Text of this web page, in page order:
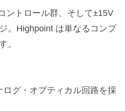
ントロール群、そして±15V
。Highpoint は単なるコンプ
。
グ・オプティカル回路を採